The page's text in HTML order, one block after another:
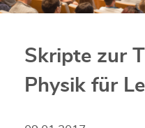
Skripte zur
Physik für